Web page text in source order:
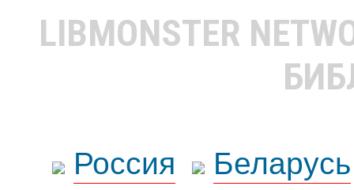
LIBMONSTER
Россия
Беларусь